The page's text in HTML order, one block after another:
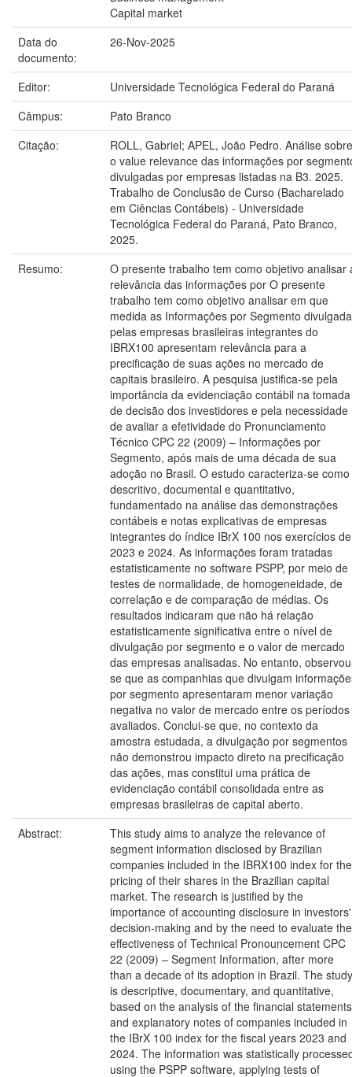
Capital market
Data do
documento:
26-Nov-2025
Editor:
Universidade Tecnológica Federal do Paraná
Câmpus:
Pato Branco
Citação:
ROLL, Gabriel; APEL, João Pedro. Análise sobre
o value relevance das informações por
divulgadas por empresas listadas na B3. 2025.
Trabalho de Conclusão de Curso (Bacharelado
em Ciências Contábeis) - Universidade
Tecnológica Federal do Paraná, Pato Branco,
2025.
Resumo:
O presente trabalho tem como objetivo analisar
relevância das informações por O presente
trabalho tem como objetivo analisar em que
medida as Informações por Segmento
pelas empresas brasileiras integrantes do
IBRX100 apresentam relevância para a
precificação de suas ações no mercado de
capitais brasileiro. A pesquisa justifica-se pela
importância da evidenciação contábil na tomada
de decisão dos investidores e pela necessidade
de avaliar a efetividade do Pronunciamento
Técnico CPC 22 (2009) – Informações por
Segmento, após mais de uma década de sua
adoção no Brasil. O estudo caracteriza-se como
descritivo, documental e quantitativo,
fundamentado na análise das demonstrações
contábeis e notas explicativas de empresas
integrantes do índice IBrX 100 nos exercícios de
2023 e 2024. As informações foram tratadas
estatisticamente no software PSPP, por meio de
testes de normalidade, de homogeneidade, de
correlação e de comparação de médias. Os
resultados indicaram que não há relação
estatisticamente significativa entre o nível de
divulgação por segmento e o valor de mercado
das empresas analisadas. No entanto,
se que as companhias que divulgam
por segmento apresentaram menor variação
negativa no valor de mercado entre os períodos
avaliados. Conclui-se que, no contexto da
amostra estudada, a divulgação por segmentos
não demonstrou impacto direto na precificação
das ações, mas constitui uma prática de
evidenciação contábil consolidada entre as
empresas brasileiras de capital aberto.
Abstract:
This study aims to analyze the relevance of
segment information disclosed by Brazilian
companies included in the IBRX100 index for the
pricing of their shares in the Brazilian capital
market. The research is justified by the
importance of accounting disclosure in investors'
decision-making and by the need to evaluate the
effectiveness of Technical Pronouncement CPC
22 (2009) – Segment Information, after more
than a decade of its adoption in Brazil. The study
is descriptive, documentary, and quantitative,
based on the analysis of the financial statements
and explanatory notes of companies included in
the IBrX 100 index for the fiscal years 2023 and
2024. The information was statistically
using the PSPP software, applying tests of